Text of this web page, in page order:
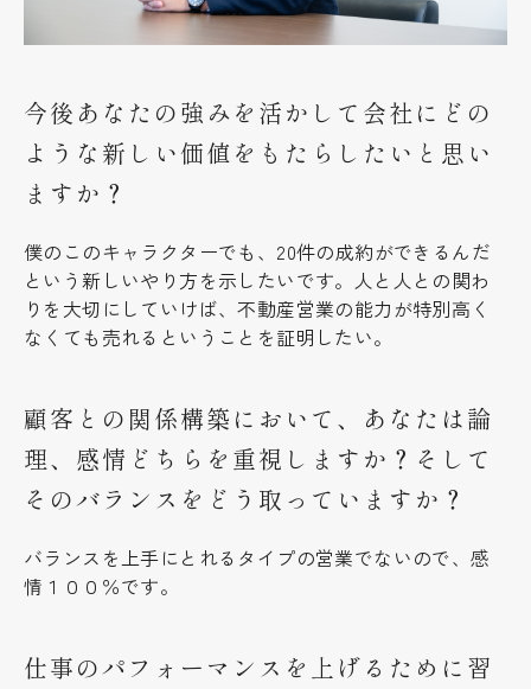
今後あなたの強みを活かして会社にどの
ような新しい価値をもたらしたいと思い
ますか？
僕のこのキャラクターでも、20件の成約ができるんだ
という新しいやり方を示したいです。人と人との関わ
りを大切にしていけば、不動産営業の能力が特別高く
なくても売れるということを証明したい。
顧客との関係構築において、あなたは論
理、感情どちらを重視しますか？そして
そのバランスをどう取っていますか？
バランスを上手にとれるタイプの営業でないので、感
情１００％です。
仕事のパフォーマンスを上げるために習